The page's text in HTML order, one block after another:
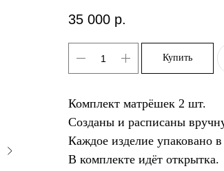
35 000 р.
Купить
Комплект матрёшек 2 шт.
Созданы и расписаны
Каждое изделие упаковано
В комплекте идёт открытка.